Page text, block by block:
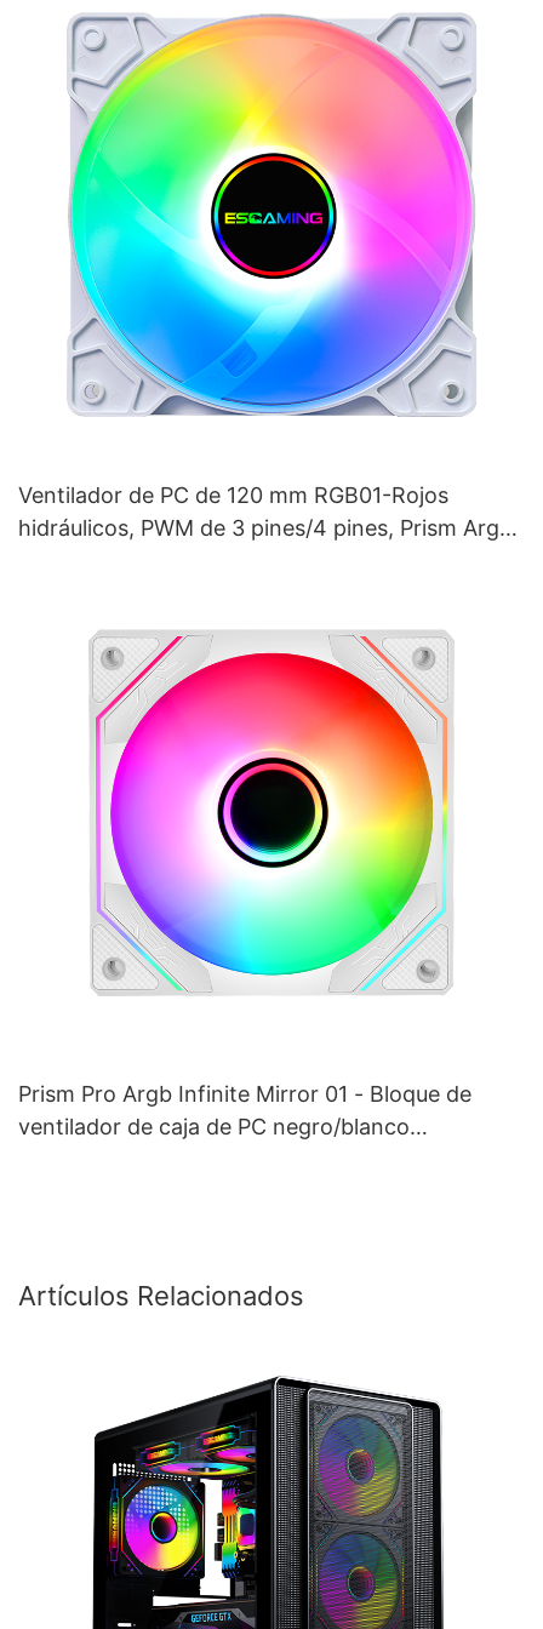
Ventilador de PC de 120 mm RGB01-Rojos
hidráulicos, PWM de 3 pines/4 pines, Prism Argb
Prism Pro Argb Infinite Mirror 01 - Bloque de
ventilador de caja de PC negro/blanco
Artículos Relacionados